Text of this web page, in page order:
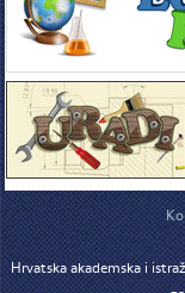
Hrvatska akademska i